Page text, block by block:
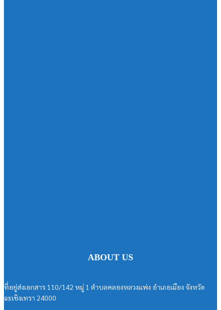
ABOUT US
ที่อยู่ส่งเอกสาร 110/142 หมู่ 1 ตำบลคลองหลวงแพ่ง อำเภอเมือง จังหวัด
ฉะเชิงเทรา 24000